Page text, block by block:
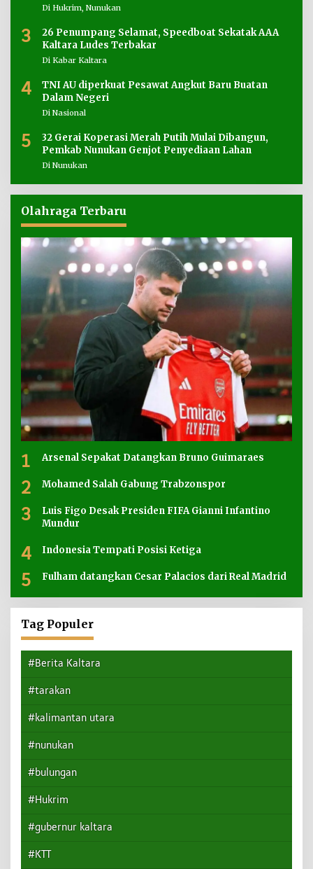
Di Hukrim, Nunukan
3
26 Penumpang Selamat, Speedboat Sekatak AAA
Kaltara Ludes Terbakar
Di Kabar Kaltara
4
TNI AU diperkuat Pesawat Angkut Baru Buatan
Dalam Negeri
Di Nasional
5
32 Gerai Koperasi Merah Putih Mulai Dibangun,
Pemkab Nunukan Genjot Penyediaan Lahan
Di Nunukan
Olahraga Terbaru
1 Arsenal Sepakat Datangkan Bruno Guimaraes
2 Mohamed Salah Gabung Trabzonspor
3
Luis Figo Desak Presiden FIFA Gianni Infantino
Mundur
4 Indonesia Tempati Posisi Ketiga
5 Fulham datangkan Cesar Palacios dari Real Madrid
Tag Populer
#Berita Kaltara
#tarakan
#kalimantan utara
#nunukan
#bulungan
#Hukrim
#gubernur kaltara
#KTT